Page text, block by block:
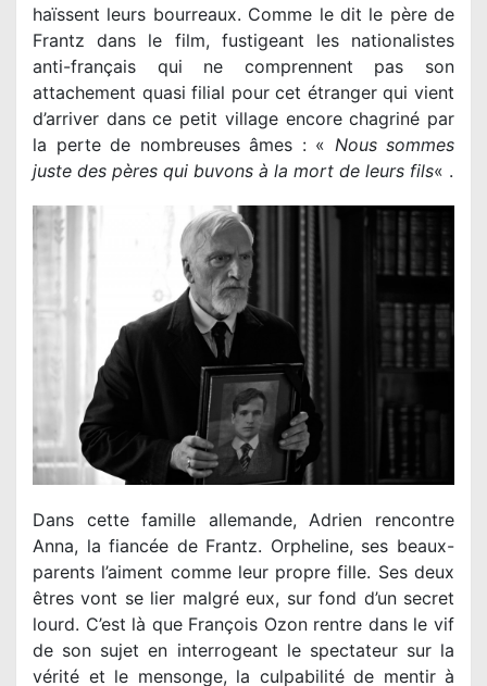
haïssent leurs bourreaux. Comme le dit le père de
Frantz dans le film, fustigeant les nationalistes
anti-français qui ne comprennent pas son
attachement quasi filial pour cet étranger qui vient
d’arriver dans ce petit village encore chagriné par
la perte de nombreuses âmes : « Nous sommes
juste des pères qui buvons à la mort de leurs fils« .
Dans cette famille allemande, Adrien rencontre
Anna, la fiancée de Frantz. Orpheline, ses beaux-
parents l’aiment comme leur propre fille. Ses deux
êtres vont se lier malgré eux, sur fond d’un secret
lourd. C’est là que François Ozon rentre dans le vif
de son sujet en interrogeant le spectateur sur la
vérité et le mensonge, la culpabilité de mentir à